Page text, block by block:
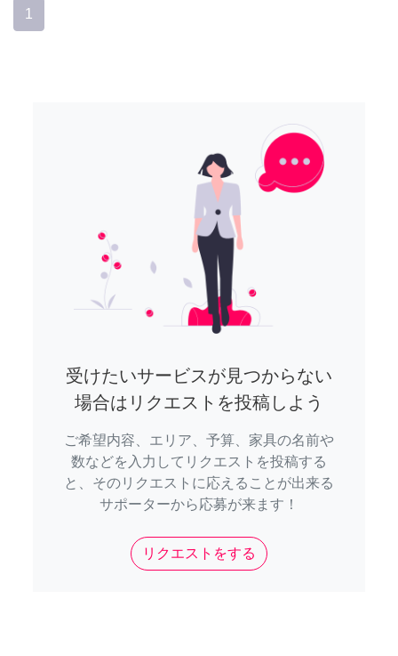
1
受けたいサービスが見つからない
場合はリクエストを投稿しよう
ご希望内容、エリア、予算、家具の名前や
数などを入力してリクエストを投稿する
と、そのリクエストに応えることが出来る
サポーターから応募が来ます！
リクエストをする